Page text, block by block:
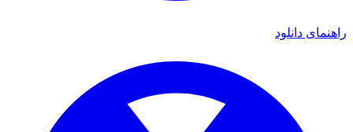
دانلود